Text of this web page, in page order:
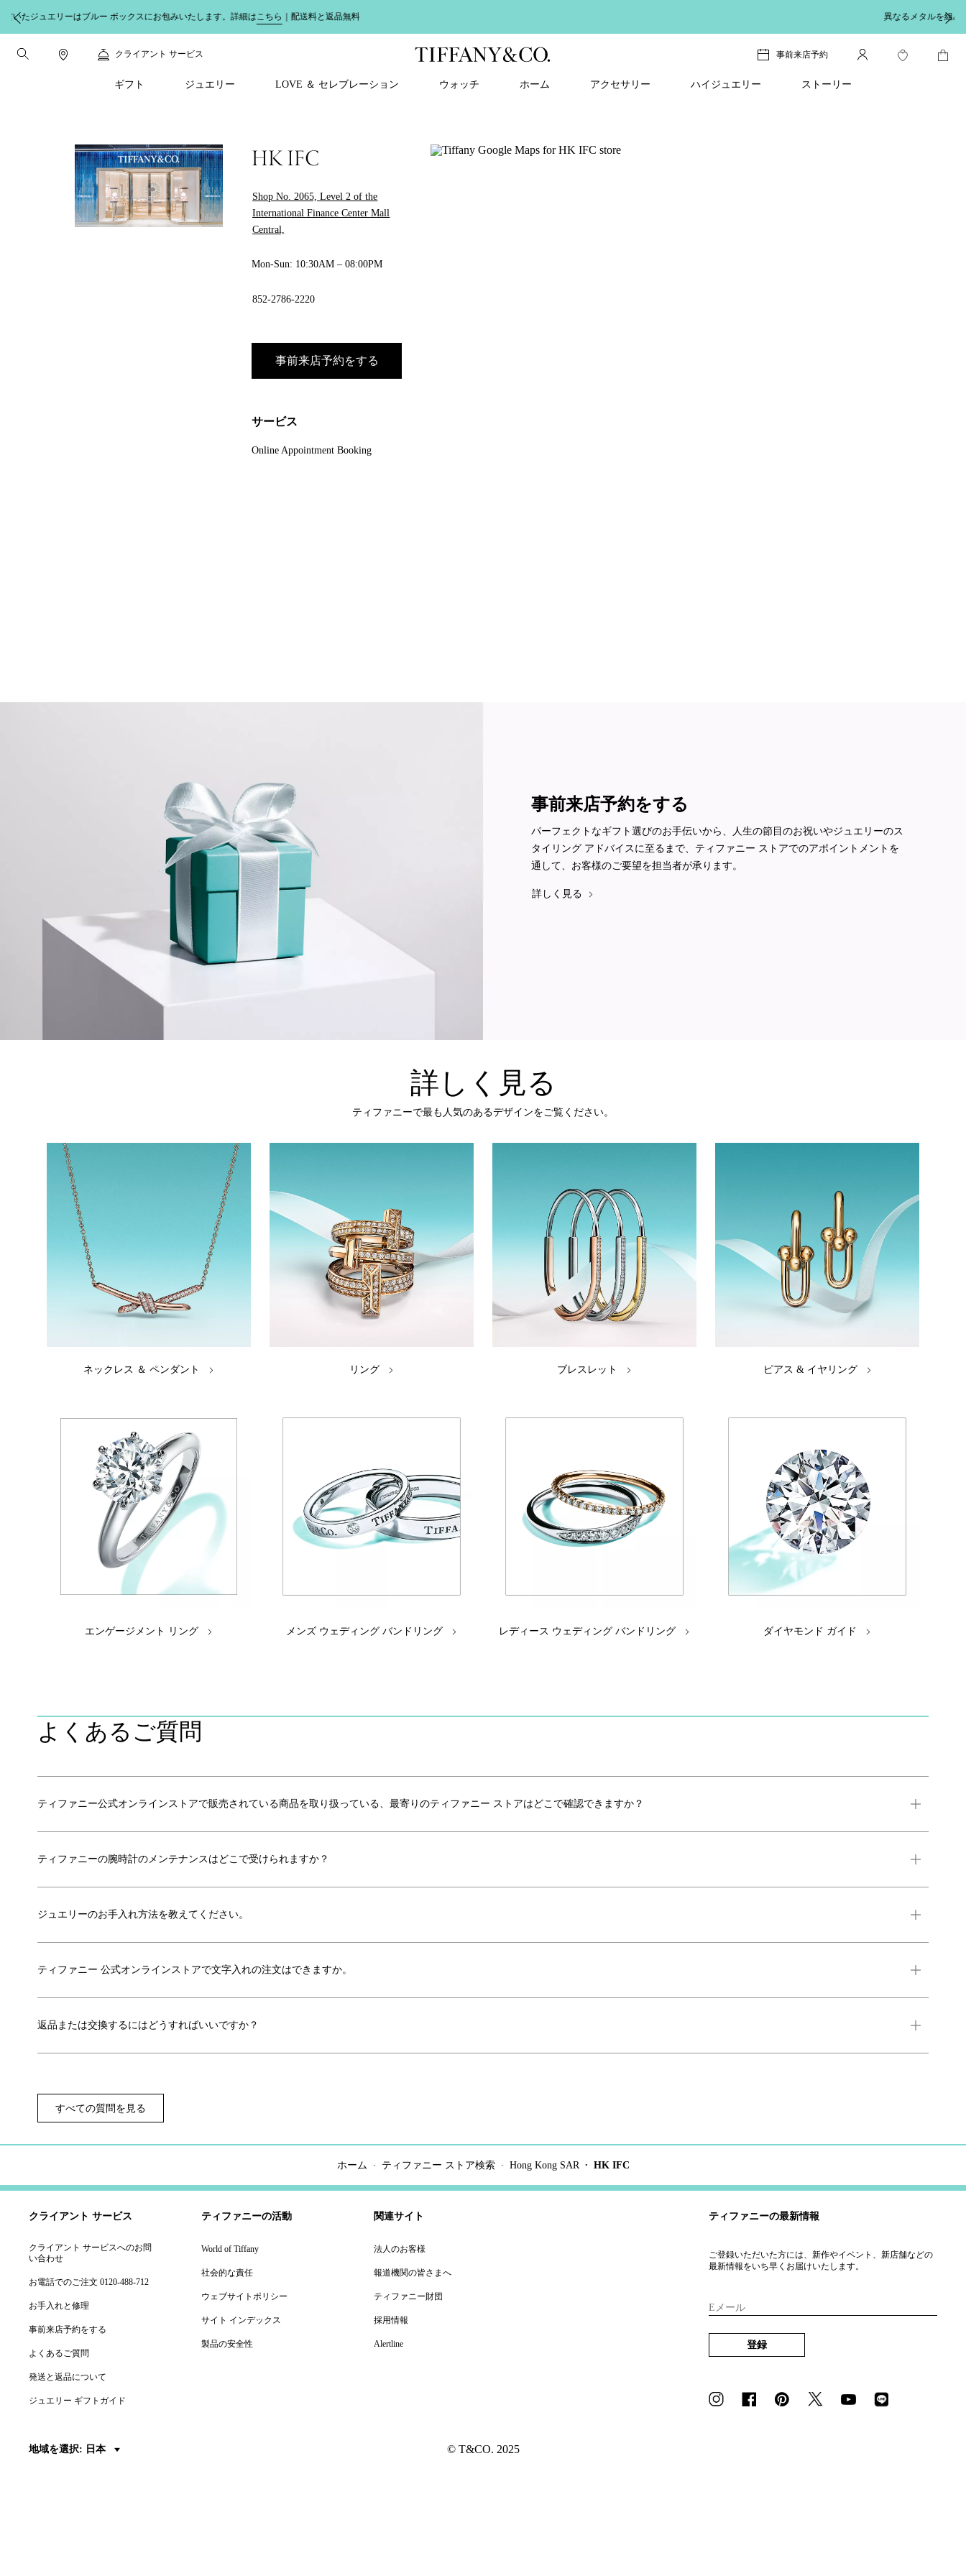
異なるメタルを組み合わせたジュエリーで夏のスタイリングを完成させて。詳しくは
クライアント サービス 事前来店予約
ギフト ジュエリー LOVE ＆ セレブレーション ウォッチ ホーム アクセサリー ハイジュエリー ストーリー
HK IFC
Shop No. 2065, Level 2 of the
International Finance Center Mall
Central,
Mon-Sun: 10:30AM – 08:00PM
852-2786-2220
事前来店予約をする
サービス
Online Appointment Booking
事前来店予約をする
パーフェクトなギフト選びのお手伝いから、人生の節目のお祝いやジュエリーのス
タイリング アドバイスに至るまで、ティファニー ストアでのアポイントメントを
通して、お客様のご要望を担当者が承ります。
詳しく見る
詳しく見る
ティファニーで最も人気のあるデザインをご覧ください。
ネックレス ＆ ペンダント リング ブレスレット ピアス & イヤリング
エンゲージメント リング メンズ ウェディング バンドリング レディース ウェディング バンドリング ダイヤモンド ガイド
よくあるご質問
ティファニー公式オンラインストアで販売されている商品を取り扱っている、最寄りのティファニー ストアはどこで確認できますか？
ティファニーの腕時計のメンテナンスはどこで受けられますか？
ジュエリーのお手入れ方法を教えてください。
ティファニー 公式オンラインストアで文字入れの注文はできますか。
返品または交換するにはどうすればいいですか？
すべての質問を見る
ホーム ティファニー ストア検索 Hong Kong SAR HK IFC
クライアント サービス
クライアント サービスへのお問
い合わせ
お電話でのご注文 0120-488-712
お手入れと修理
事前来店予約をする
よくあるご質問
発送と返品について
ジュエリー ギフトガイド
ティファニーの活動
World of Tiffany
社会的な責任
ウェブサイトポリシー
サイト インデックス
製品の安全性
関連サイト
法人のお客様
報道機関の皆さまへ
ティファニー財団
採用情報
Alertline
ティファニーの最新情報
ご登録いただいた方には、新作やイベント、新店舗などの
最新情報をいち早くお届けいたします。
Eメール
登録
地域を選択: 日本 © T&CO. 2025